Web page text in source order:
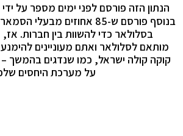
הנתון הזה פורסם לפני ימים מספר על ידי
בנוסף פורסם ש-85 אחוזים
בסלולאר כדי להשוות בין חברות.
מותאם לסלולאר ואתם מעוניינים
קוקה קולה ישראל, כמו שנדגים בהמשך
על מערכת היחסים